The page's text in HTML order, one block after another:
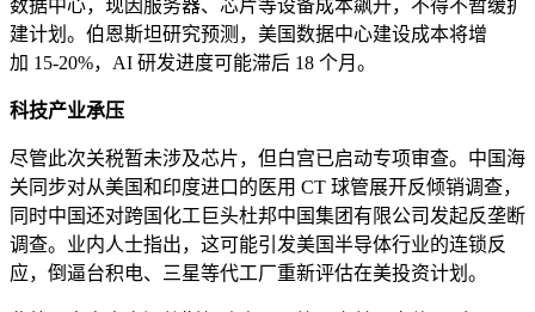
数据中心，现因服务器、芯片等设备成本飙升，不得不暂缓扩
建计划。伯恩斯坦研究预测，美国数据中心建设成本将增
加 15-20%，AI 研发进度可能滞后 18 个月。
科技产业承压
尽管此次关税暂未涉及芯片，但白宫已启动专项审查。中国海
关同步对从美国和印度进口的医用 CT 球管展开反倾销调查，
同时中国还对跨国化工巨头杜邦中国集团有限公司发起反垄断
调查。业内人士指出，这可能引发美国半导体行业的连锁反
应，倒逼台积电、三星等代工厂重新评估在美投资计划。